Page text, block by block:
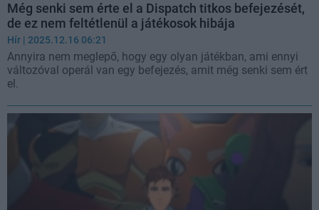
Még senki sem érte el a Dispatch titkos befejezését,
de ez nem feltétlenül a játékosok hibája
Hír | 2025.12.16 06:21
Annyira nem meglepő, hogy egy olyan játékban, ami ennyi
változóval operál van egy befejezés, amit még senki sem ért
el.